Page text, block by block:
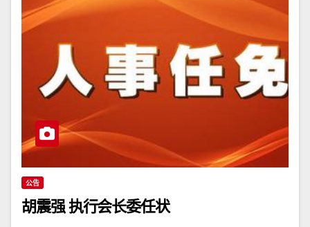
公告
胡震强 执行会长委任状